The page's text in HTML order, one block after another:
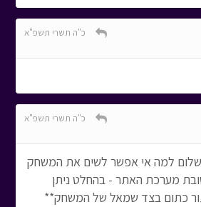
כ"ה תשרי תשפ"א
כ"ה תשרי תשפ"א
שלום למה אי אפשר לשים את המשחק
מערכת האתר - בהחלט ניתן
כתום בצד שמאל של המשחק**